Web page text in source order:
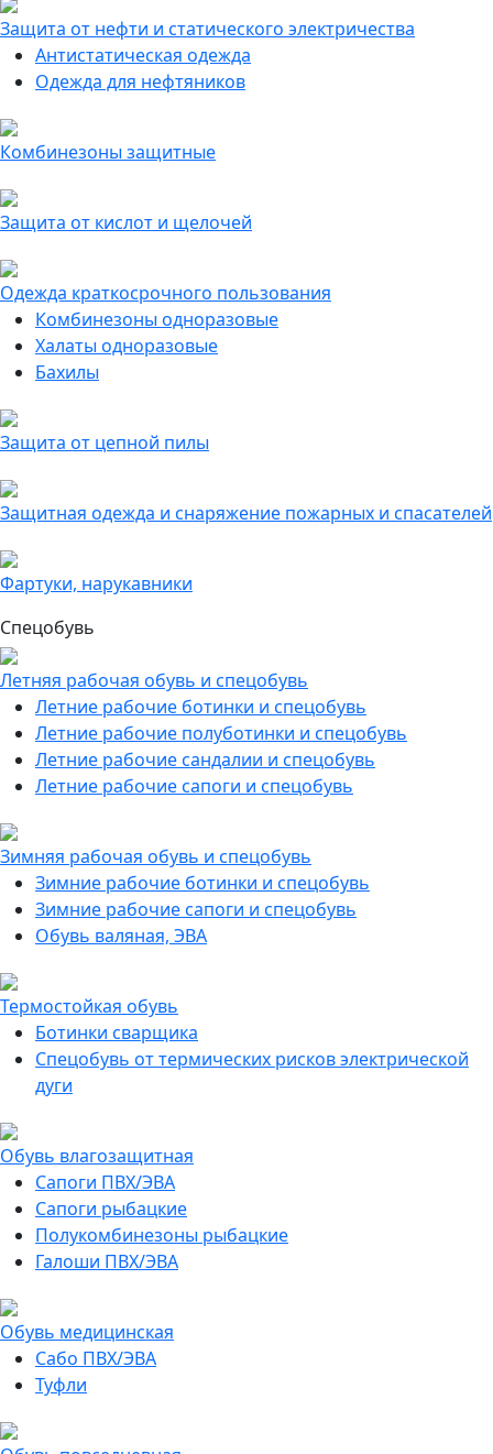
Защита от нефти и статического электричества
Антистатическая одежда
Одежда для нефтяников
Комбинезоны защитные
Защита от кислот и щелочей
Одежда краткосрочного пользования
Комбинезоны одноразовые
Халаты одноразовые
Бахилы
Защита от цепной пилы
Защитная одежда и снаряжение пожарных и спасателей
Фартуки, нарукавники
Спецобувь
Летняя рабочая обувь и спецобувь
Летние рабочие ботинки и спецобувь
Летние рабочие полуботинки и спецобувь
Летние рабочие сандалии и спецобувь
Летние рабочие сапоги и спецобувь
Зимняя рабочая обувь и спецобувь
Зимние рабочие ботинки и спецобувь
Зимние рабочие сапоги и спецобувь
Обувь валяная, ЭВА
Термостойкая обувь
Ботинки сварщика
Спецобувь от термических рисков электрической
дуги
Обувь влагозащитная
Сапоги ПВХ/ЭВА
Сапоги рыбацкие
Полукомбинезоны рыбацкие
Галоши ПВХ/ЭВА
Обувь медицинская
Сабо ПВХ/ЭВА
Туфли